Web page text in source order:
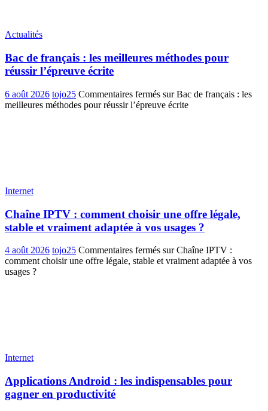
Actualités
Bac de français : les meilleures méthodes pour
réussir l’épreuve écrite
6 août 2026 tojo25 Commentaires fermés sur Bac de français : les
meilleures méthodes pour réussir l’épreuve écrite
Internet
Chaîne IPTV : comment choisir une offre légale,
stable et vraiment adaptée à vos usages ?
4 août 2026 tojo25 Commentaires fermés sur Chaîne IPTV :
comment choisir une offre légale, stable et vraiment adaptée à vos
usages ?
Internet
Applications Android : les indispensables pour
gagner en productivité